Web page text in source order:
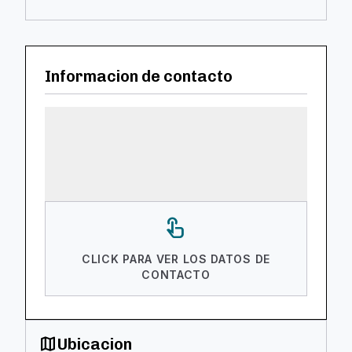
Informacion de contacto
touch_app
CLICK PARA VER LOS DATOS DE
CONTACTO
mapUbicacion